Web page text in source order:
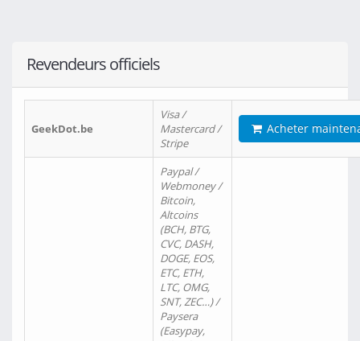
Revendeurs officiels
GeekDot.be
Visa /
Mastercard /
Stripe
Acheter
Paypal /
Webmoney /
Bitcoin,
Altcoins
(BCH, BTG,
CVC, DASH,
DOGE, EOS,
ETC, ETH,
LTC, OMG,
SNT, ZEC…) /
Paysera
(Easypay,